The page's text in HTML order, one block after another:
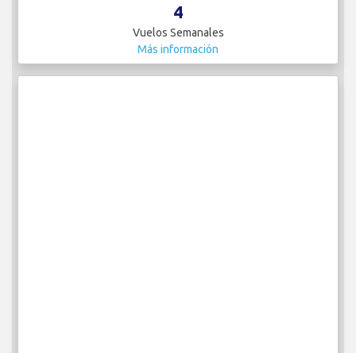
4
Vuelos Semanales
Más información